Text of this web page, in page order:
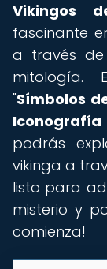
Vikingos
fascinante
a través de
mitología.
"Símbolos
podrás
vikinga a
listo para
misterio y
comienza!